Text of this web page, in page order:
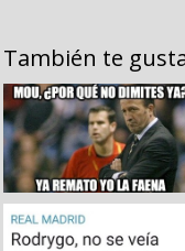
También te